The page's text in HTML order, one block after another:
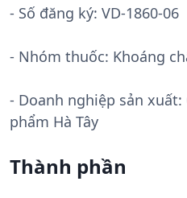
- Số đăng ký: VD-1860-06
- Nhóm thuốc: Khoáng
- Doanh nghiệp sản xuất:
phẩm Hà Tây
Thành phần